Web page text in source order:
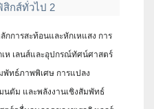
สิกส์ทั่วไป 2
กการสะท้อนและหักเหแสง การ
ห เลนส์และอุปกรณ์ทัศน์ศาสตร์
พัทธ์ภาพพิเศษ การแปลง
นตัม และพลังงานเชิงสัมพัทธ์